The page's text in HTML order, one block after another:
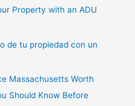
Property with an ADU
de tu propiedad con un
Massachusetts Worth
Should Know Before